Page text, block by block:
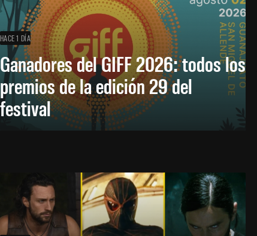
HACE 1 DÍA
Ganadores del GIFF 2026: todos los
premios de la edición 29 del
festival